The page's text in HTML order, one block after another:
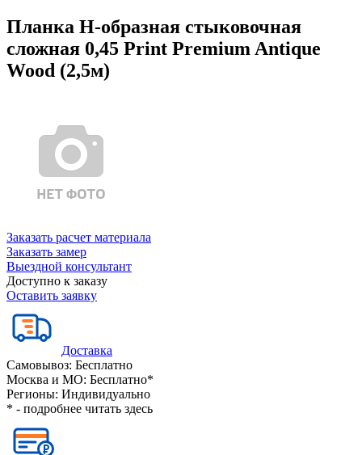
Планка Н-образная стыковочная
сложная 0,45 Print Premium Antique
Wood (2,5м)
Заказать расчет материала
Заказать замер
Выездной консультант
Доступно к заказу
Оставить заявку
Доставка
Самовывоз: Бесплатно
Москва и МО: Бесплатно*
Регионы: Индивидуально
* - подробнее читать здесь